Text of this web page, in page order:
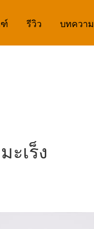
รีวิว บทความ
เร็ง